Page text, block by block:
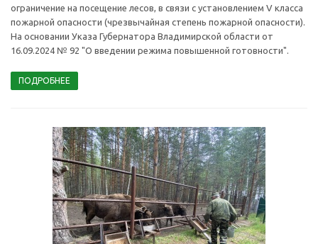
ограничение на посещение лесов, в связи с установлением V класса
пожарной опасности (чрезвычайная степень пожарной опасности).
На основании Указа Губернатора Владимирской области от
16.09.2024 № 92 "О введении режима повышенной готовности".
ПОДРОБНЕЕ